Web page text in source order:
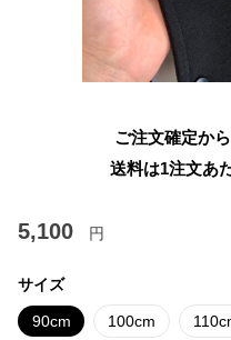
ご注文確定か
送料は1注文あ
5,100 円
サイズ
90cm 100cm